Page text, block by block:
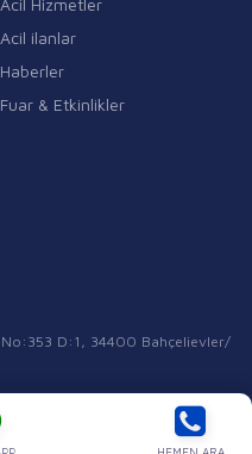
Acil ilanlar
Haberler
Fuar & Etkinlikler
No:353 D:1, 34400 Bahçelievler/